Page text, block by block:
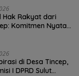
Hak Rakyat dari
Komitmen Nyata
Warga
di Desa Tincep,
I DPRD Sulut